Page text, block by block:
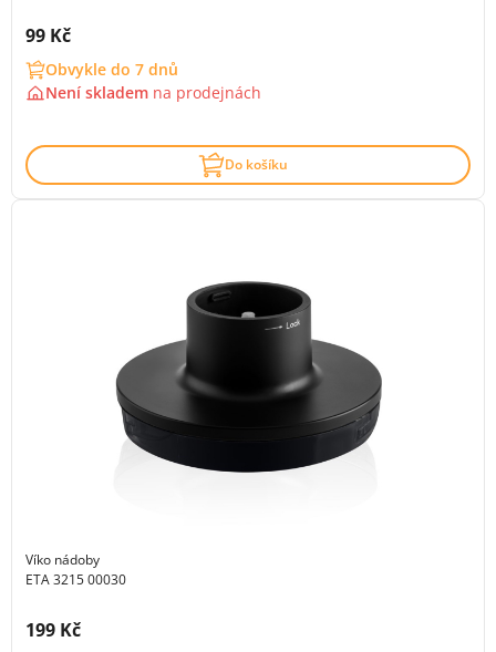
Cena s DPH:
99 Kč
Obvykle do 7 dnů
Není skladem na prodejnách
Do košíku
Víko nádoby
ETA 3215 00030
Cena s DPH:
199 Kč